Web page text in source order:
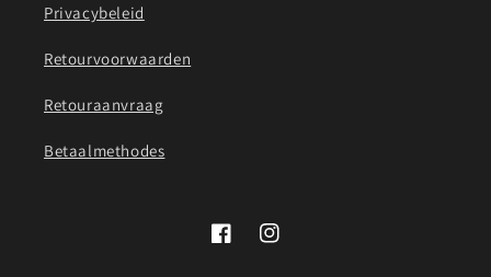
Privacybeleid
Retourvoorwaarden
Retouraanvraag
Betaalmethodes
FacebookInstagram